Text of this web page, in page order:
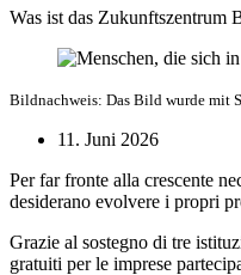
Was ist das Zukunftszentrum
Bildnachweis: Das Bild wurde mit
11. Juni 2026
Per far fronte alla crescente
desiderano evolvere i propri
Grazie al sostegno di tre
gratuiti per le imprese